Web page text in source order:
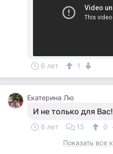
6 лет 1
Екатерина Лю
И не только для Вас!
6 лет 15
0
Показать все